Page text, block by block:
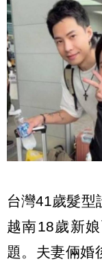
台灣41歲髮型
越南18歲新
題。夫妻倆婚